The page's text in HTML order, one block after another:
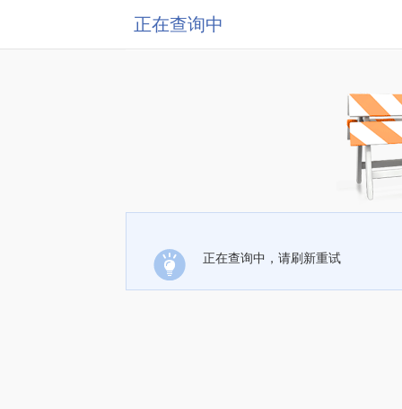
正在查询中
正在查询中，请刷新重试